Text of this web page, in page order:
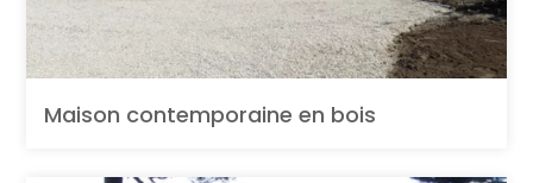
Maison contemporaine en bois